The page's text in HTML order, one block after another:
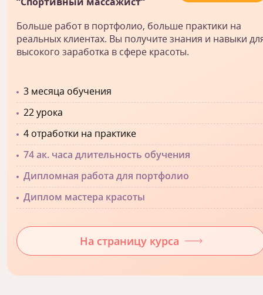
Больше работ в портфолио, больше практики на
реальных клиентах. Вы получите знания и навыки
высокого заработка в сфере красоты.
3 месяца обучения
22 урока
4 отработки на практике
74 ак. часа длительность обучения
Дипломная работа для портфолио
Диплом мастера красоты
На страницу курса